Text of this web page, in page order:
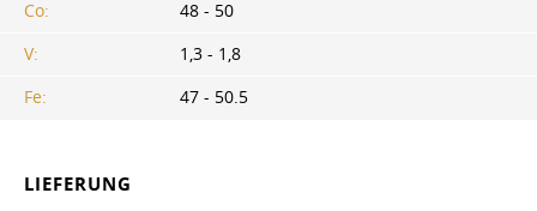
Co:
48 - 50
V:
1,3 - 1,8
Fe:
47 - 50.5
LIEFERUNG